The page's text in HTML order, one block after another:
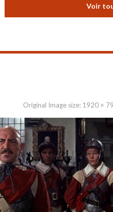
Voir
Original Image size: 1920 ×